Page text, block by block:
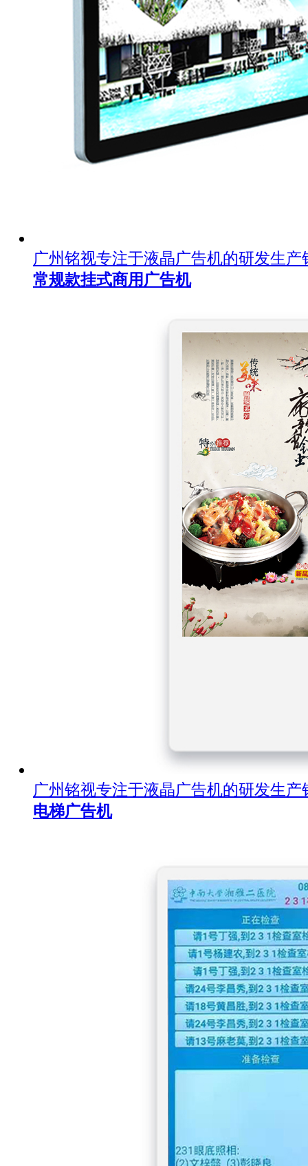
广州铭视专注于液晶广告机的研发生
常规款挂式商用广告机
广州铭视专注于液晶广告机的研发生
电梯广告机